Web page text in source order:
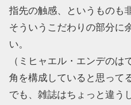
指先の触感、というものも
そういうこだわりの部分に
い。
（ミヒャエル・エンデの
角を構成していると思ってる
でも、雑誌はちょっと違う